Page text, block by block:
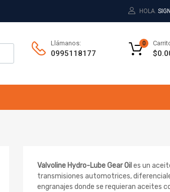
HOLA.
Llámanos:
0995118177 $
0
Valvoline Hydro-Lube Gear Oil es un
transmisiones automotrices,
engranajes donde se requieran aceites